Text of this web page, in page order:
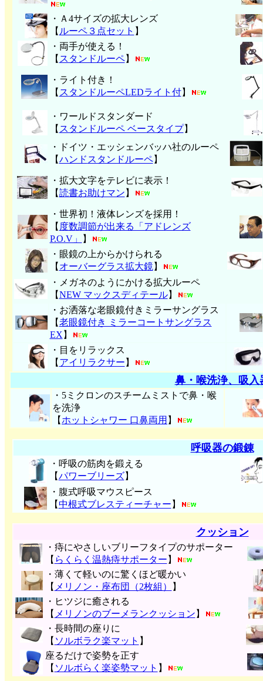
・Ａ4サイズの拡大レンズ
【 ルーペ３点セット 】
・両手が使える！
【 スタンドルーペ】
・ライト付き！
【 スタンドルーペLEDライト付】
・ワールドスタンダード
【 スタンドルーペ ベースタイプ】
・ドイツ・エッシェンバッハ社のルーペ
【ハンド スタンドルーペ】
・拡大文字をテレビに表示！
【読書お助けマン 】
・世界初！液体レンズを採用！
【 度数調節が出来る「アドレンズ
P.O.V」
】
・眼鏡の上からかけられる
【 オーバーグラス拡大鏡】
・メガネのようにかける拡大ルーペ
【NEW マックスディテール】
・お洒落な老眼鏡付きミラーサングラス
【老眼鏡付き ミラーコートサングラス
EX 】
・目をリラックス
【 アイリラクサー 】
鼻・喉洗浄、吸入
・5ミクロンのスチームミストで鼻・喉
を洗浄
【 ホットシャワー 口鼻両用 】
呼吸器の鍛錬
・呼吸の筋肉を鍛える
【パワーブリーズ】
・腹式呼吸マウスピース
【中根式ブレスティーチャー 】
クッション
・痔にやさしいブリーフタイプのサポーター
【 らくらく温熱痔サポーター 】
・薄くて軽いのに驚くほど暖かい
【 メリノン・座布団（2枚組）
】
・ヒツジに癒される
【 メリノンのブーメランクッション 】
・長時間の座りに
【 ソルボラク楽マット 】
座るだけで姿勢を正す
【 ソルボらく楽姿勢マット 】